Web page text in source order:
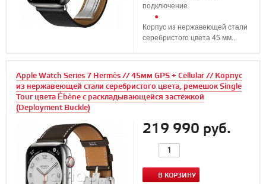
подключение
Корпус из нержавеющей стали
серебристого цвета 45 мм...
Apple Watch Series 7 Hermès // 45мм GPS + Cellular // Корпус
из нержавеющей стали серебристого цвета, ремешок Single
Tour цвета Ébène с раскладывающейся застёжкой
(Deployment Buckle)
219 990 руб.
В КОРЗИНУ